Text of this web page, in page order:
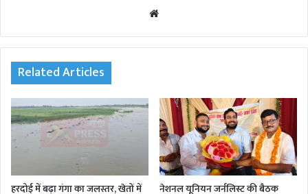
te
Related Articles
हरदोई में बढ़ा गंगा का जलस्तर, खेतों में
नेशनल यूनियन जर्नलिस्ट की बैठक